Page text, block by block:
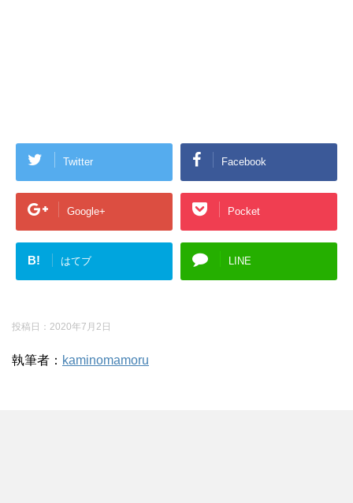
Twitter Facebook
Google+ Pocket
B! はてブ LINE
投稿日： 2020年7月2日
執筆者： kaminomamoru